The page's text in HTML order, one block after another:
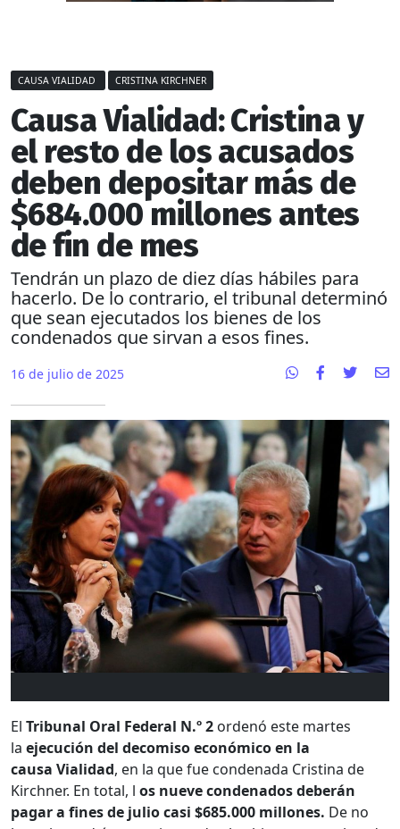
CAUSA VIALIDAD CRISTINA KIRCHNER
Causa Vialidad: Cristina y
el resto de los acusados
deben depositar más de
$684.000 millones antes
de fin de mes
Tendrán un plazo de diez días hábiles para
hacerlo. De lo contrario, el tribunal determinó
que sean ejecutados los bienes de los
condenados que sirvan a esos fines.
16 de julio de 2025
El Tribunal Oral Federal N.º 2 ordenó este martes
la ejecución del decomiso económico en la
causa Vialidad, en la que fue condenada Cristina de
Kirchner. En total, l os nueve condenados deberán
pagar a fines de julio casi $685.000 millones. De no